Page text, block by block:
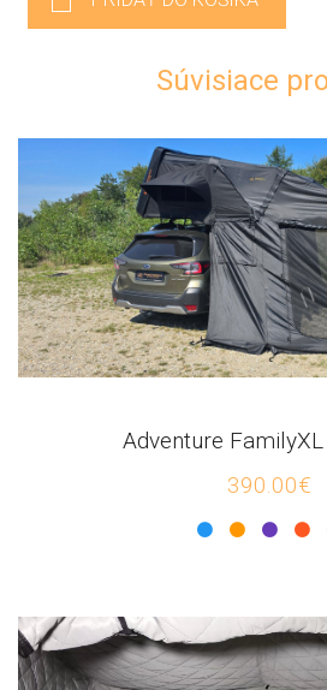
Súvisiace
Adventure
390.00€